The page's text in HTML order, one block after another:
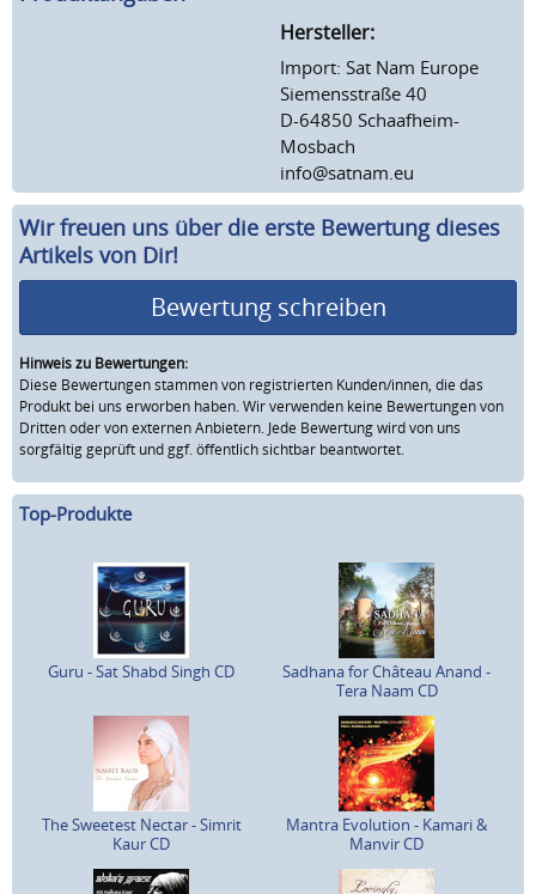
Hersteller:
Import: Sat Nam Europe
Siemensstraße 40
D-64850 Schaafheim-
Mosbach
info@satnam.eu
Wir freuen uns über die erste Bewertung dieses
Artikels von Dir!
Bewertung schreiben
Hinweis zu Bewertungen:
Diese Bewertungen stammen von registrierten Kunden/innen, die das
Produkt bei uns erworben haben. Wir verwenden keine Bewertungen von
Dritten oder von externen Anbietern. Jede Bewertung wird von uns
sorgfältig geprüft und ggf. öffentlich sichtbar beantwortet.
Top-Produkte
Guru - Sat Shabd Singh CD
Sadhana for Château Anand -
Tera Naam CD
The Sweetest Nectar - Simrit
Kaur CD
Mantra Evolution - Kamari &
Manvir CD